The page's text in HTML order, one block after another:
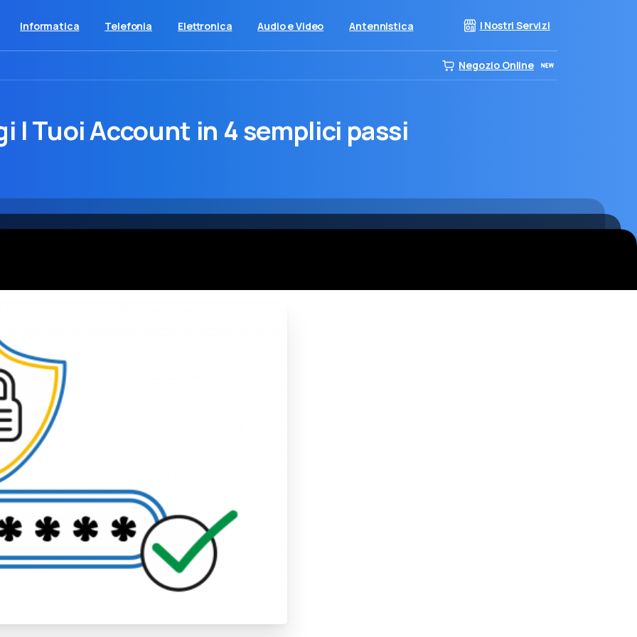
Informatica Telefonia Elettronica Audio e Video Antennistica I Nostri Servizi
Negozio Online
I Tuoi Account in 4 semplici passi